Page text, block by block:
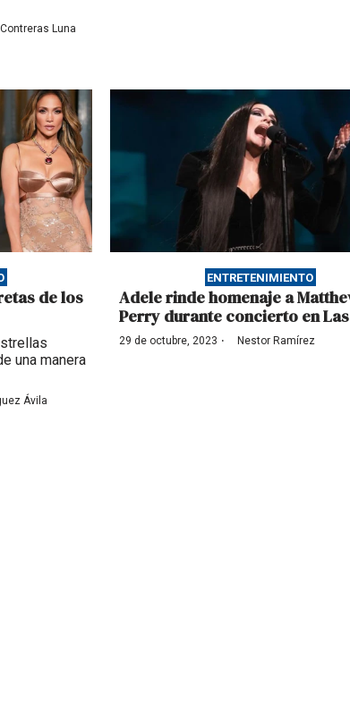
Luna
de los
una manera
Ávila
ENTRETENIMIENTO
Adele rinde homenaje a
Perry durante concierto en Las
29 de octubre, 2023 · Nestor Ramírez